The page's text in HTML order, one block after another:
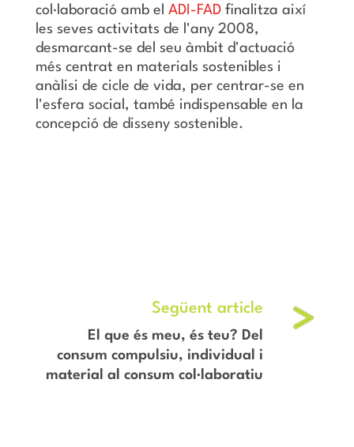
col·laboració amb el ADI-FADfinalitza així
les seves activitats de l'any 2008,
desmarcant-se del seu àmbit d'actuació
més centrat en materials sostenibles i
anàlisi de cicle de vida, per centrar-se en
l'esfera social, també indispensable en la
concepció de disseny sostenible.
El que és meu, és teu? Del
consum compulsiu, individual i
material al consum col·laboratiu